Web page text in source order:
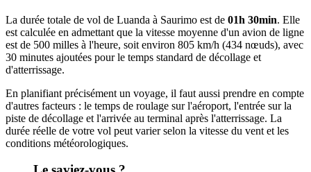
La durée totale de vol de Luanda à Saurimo est de 01h 30min. Elle
est calculée en admettant que la vitesse moyenne d'un avion de ligne
est de 500 milles à l'heure, soit environ 805 km/h (434 nœuds), avec
30 minutes ajoutées pour le temps standard de décollage et
d'atterrissage.
En planifiant précisément un voyage, il faut aussi prendre en compte
d'autres facteurs : le temps de roulage sur l'aéroport, l'entrée sur la
piste de décollage et l'arrivée au terminal après l'atterrissage. La
durée réelle de votre vol peut varier selon la vitesse du vent et les
conditions météorologiques.